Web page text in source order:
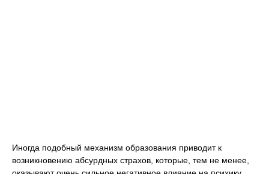
Иногда подобный механизм образования приводит к
возникновению абсурдных страхов, которые, тем не менее,